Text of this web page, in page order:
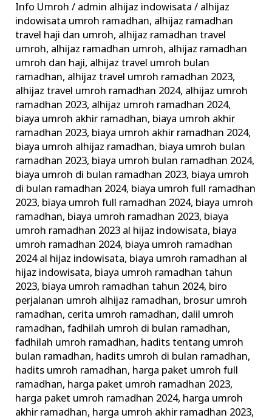
Info Umroh / admin alhijaz indowisata/ alhijaz
indowisata umroh ramadhan, alhijaz ramadhan
travel haji dan umroh, alhijaz ramadhan travel
umroh, alhijaz ramadhan umroh, alhijaz ramadhan
umroh dan haji, alhijaz travel umroh bulan
ramadhan, alhijaz travel umroh ramadhan 2023,
alhijaz travel umroh ramadhan 2024, alhijaz umroh
ramadhan 2023, alhijaz umroh ramadhan 2024,
biaya umroh akhir ramadhan, biaya umroh akhir
ramadhan 2023, biaya umroh akhir ramadhan 2024,
biaya umroh alhijaz ramadhan, biaya umroh bulan
ramadhan 2023, biaya umroh bulan ramadhan 2024,
biaya umroh di bulan ramadhan 2023, biaya umroh
di bulan ramadhan 2024, biaya umroh full ramadhan
2023, biaya umroh full ramadhan 2024, biaya umroh
ramadhan, biaya umroh ramadhan 2023, biaya
umroh ramadhan 2023 al hijaz indowisata, biaya
umroh ramadhan 2024, biaya umroh ramadhan
2024 al hijaz indowisata, biaya umroh ramadhan al
hijaz indowisata, biaya umroh ramadhan tahun
2023, biaya umroh ramadhan tahun 2024, biro
perjalanan umroh alhijaz ramadhan, brosur umroh
ramadhan, cerita umroh ramadhan, dalil umroh
ramadhan,fadhilah umroh di bulan ramadhan,
fadhilah umroh ramadhan, hadits tentang umroh
bulan ramadhan, hadits umroh di bulan ramadhan,
hadits umroh ramadhan, harga paket umroh full
ramadhan, harga paket umroh ramadhan 2023,
harga paket umroh ramadhan 2024, harga umroh
akhir ramadhan, harga umroh akhir ramadhan 2023,